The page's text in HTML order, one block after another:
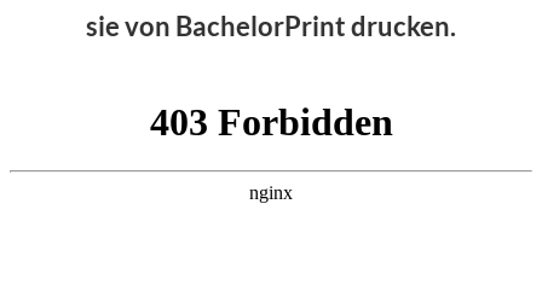
sie von BachelorPrint drucken.